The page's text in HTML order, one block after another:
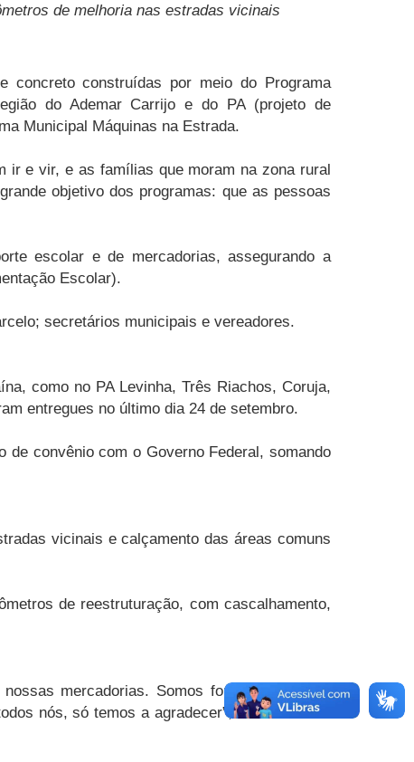
de melhoria nas estradas vicinais
concreto construídas por meio do Programa
do Ademar Carrijo e do PA (projeto de
Municipal Máquinas na Estrada.
ir e vir, e as famílias que moram na zona rural
objetivo dos programas: que as pessoas
escolar e de mercadorias, assegurando a
Escolar).
secretários municipais e vereadores.
como no PA Levinha, Três Riachos, Coruja,
entregues no último dia 24 de setembro.
convênio com o Governo Federal, somando
vicinais e calçamento das áreas comuns
de reestruturação, com cascalhamento,
mercadorias. Somos fornecedores dos
nós, só temos a agradecer”, comemorou o